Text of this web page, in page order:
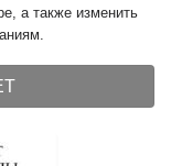
а также изменить